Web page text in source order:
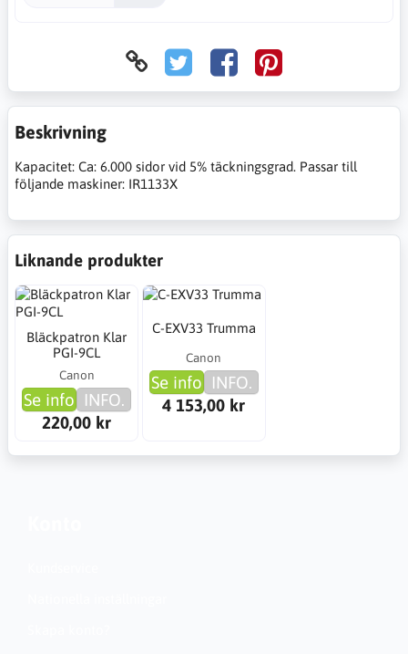
Beskrivning
Kapacitet: Ca: 6.000 sidor vid 5% täckningsgrad. Passar till
följande maskiner: IR1133X
Liknande produkter
Bläckpatron Klar
PGI-9CL
Canon
Se info INFO.
220,00 kr
C-EXV33 Trumma
Canon
Se info INFO.
4 153,00 kr